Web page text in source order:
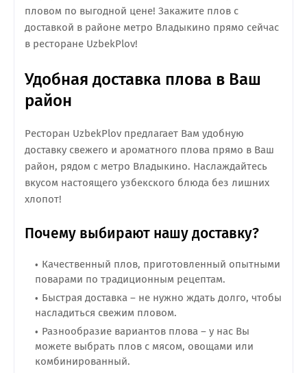
пловом по выгодной цене! Закажите плов с
доставкой в районе метро Владыкино прямо сейчас
в ресторане UzbekPlov!
Удобная доставка плова в Ваш
район
Ресторан UzbekPlov предлагает Вам удобную
доставку свежего и ароматного плова прямо в Ваш
район, рядом с метро Владыкино. Наслаждайтесь
вкусом настоящего узбекского блюда без лишних
хлопот!
Почему выбирают нашу доставку?
Качественный плов, приготовленный опытными
поварами по традиционным рецептам.
Быстрая доставка – не нужно ждать долго, чтобы
насладиться свежим пловом.
Разнообразие вариантов плова – у нас Вы
можете выбрать плов с мясом, овощами или
комбинированный.